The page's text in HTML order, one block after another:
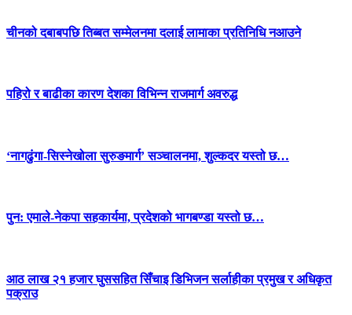
चीनको दबाबपछि तिब्बत सम्मेलनमा दलाई लामाका प्रतिनिधि नआउने
पहिरो र बाढीका कारण देशका विभिन्न राजमार्ग अवरुद्ध
‘नागढुंगा-सिस्नेखोला सुरुङमार्ग’ सञ्चालनमा, शुल्कदर यस्तो छ…
पुन: एमाले-नेकपा सहकार्यमा, प्रदेशको भागबण्डा यस्तो छ…
आठ लाख २१ हजार घुससहित सिँचाइ डिभिजन सर्लाहीका प्रमुख र अधिकृत
पक्राउ